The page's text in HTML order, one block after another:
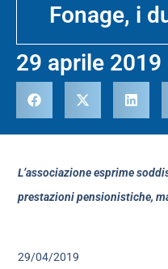
Fonage, i
29 aprile 2019
L’associazione esprime
prestazioni pensionistiche,
29/04/2019